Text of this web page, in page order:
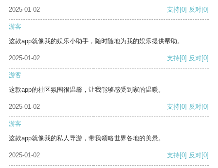
2025-01-02
支持[0] 反对[0]
游客
这款app就像我的娱乐小助手，随时随地为我的娱乐提供帮助。
2025-01-02 支持[0] 反对[0]
游客
这款app的社区氛围很温馨，让我能够感受到家的温暖。
2025-01-02 支持[0] 反对[0]
游客
这款app就像我的私人导游，带我领略世界各地的美景。
2025-01-02 支持[0] 反对[0]